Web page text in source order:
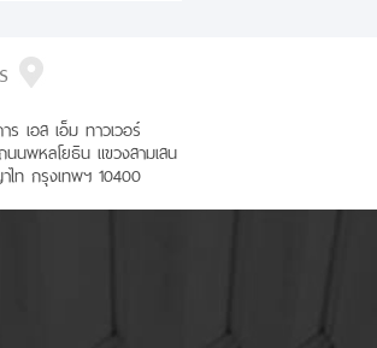
ร เอส เอ็ม ทาวเวอร์
นนพหลโยธิน แขวงสามเสน
ท กรุงเทพฯ 10400